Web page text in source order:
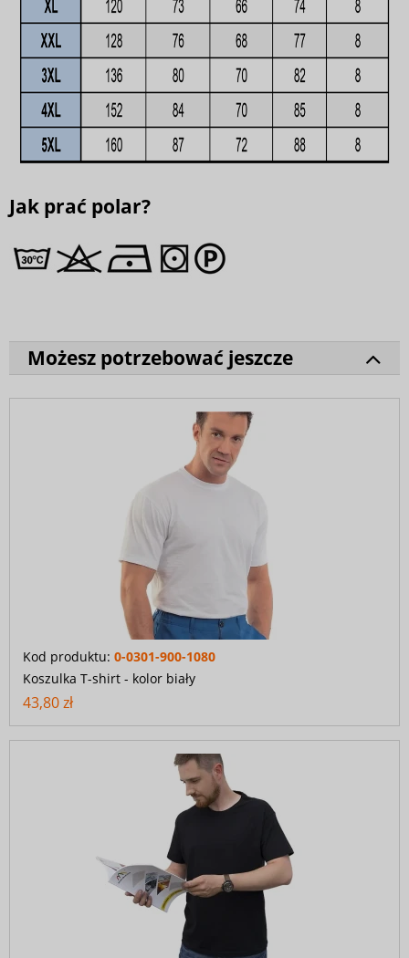
Jak prać polar?
Możesz potrzebować jeszcze
Kod produktu: 0-0301-900-1080
Koszulka T-shirt - kolor biały
43,80 zł